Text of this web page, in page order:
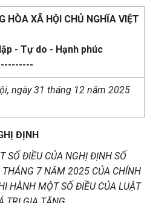
HÒA XÃ HỘI CHỦ NGHĨA VIỆT
- Tự do - Hạnh phúc
ngày 31 tháng 12 năm 2025
ĐỊNH
SỐ ĐIỀU CỦA NGHỊ ĐỊNH SỐ
7 NĂM 2025 CỦA CHÍNH
HÀNH MỘT SỐ ĐIỀU CỦA LUẬT